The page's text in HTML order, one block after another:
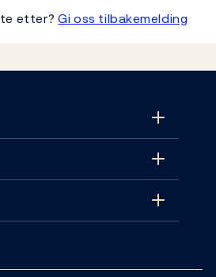
etter?Gi oss tilbakemelding